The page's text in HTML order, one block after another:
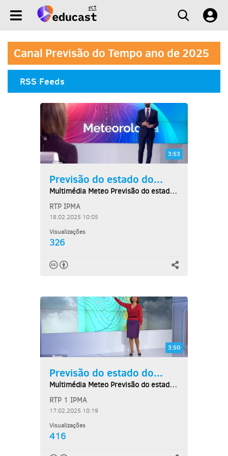
Canal Previsão do Tempo ano de 2025
RSS Feeds
3:53
Previsão do estado do...
Multimédia Meteo Previsão do estado do tempo,...
RTP IPMA
18.02.2025 10:05
Visualizações
326
3:50
Previsão do estado do...
Multimédia Meteo Previsão do estado do tempo,...
RTP 1 IPMA
17.02.2025 10:19
Visualizações
416